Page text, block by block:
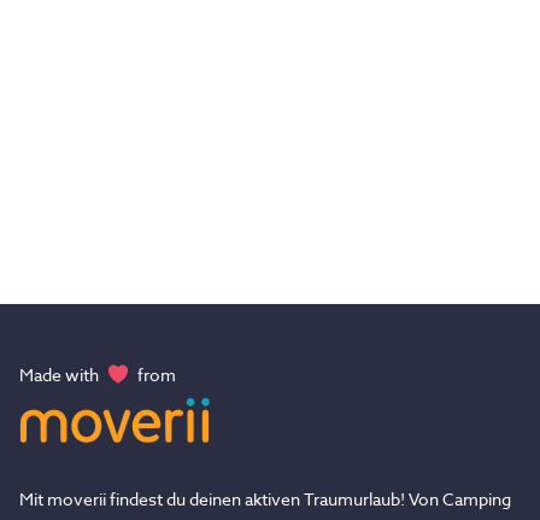
Made with from
Mit moverii findest du deinen aktiven Traumurlaub! Von Camping